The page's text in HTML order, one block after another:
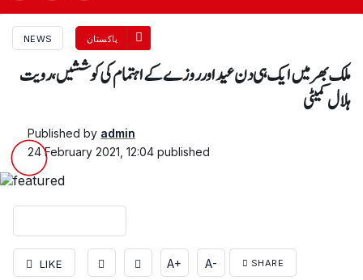
NEWS پاکستان
ملک بھر میں ایک ہی دن عید اور روزے کے اہتمام کی کوششیں، رویت
ہلال کمیٹی
Published by admin
24 February 2021, 12:04 published
LIKE A+ A- SHARE